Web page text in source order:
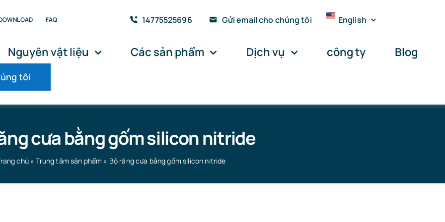
FAQ 14775525696 Gửi email cho chúng tôi English
Nguyên vật liệu Các sản phẩm Dịch vụ công ty Blog
tôi
cưa bằng gốm silicon nitride
chủ»Trung tâm sản phẩm » Bộ răng cưa bằng gốm silicon nitride